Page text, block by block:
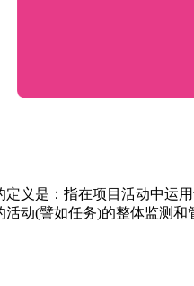
义是：指在项目活动中运
动(譬如任务)的整体监测